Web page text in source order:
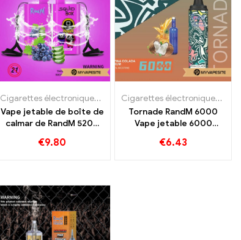
Cigarettes électroniques jetables
Vape jetable de boîte de
calmar de RandM 5200
€9.80
Cigarettes électroniques jetables
Tornade RandM 6000
Vape jetable 6000
€6.43